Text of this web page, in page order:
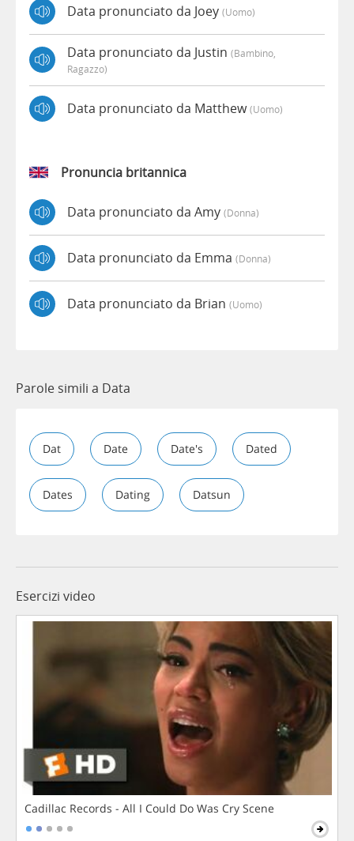
Data pronunciato da Joey (uomo)
Data pronunciato da Justin (bambino,
Ragazzo)
Data pronunciato da Matthew(uomo)
Pronuncia britannica
Data pronunciato da Amy (donna)
Data pronunciato da Emma (donna)
Data pronunciato da Brian (uomo)
Parole simili a Data
Dat Date Date's Dated
Dates Dating Datsun
Esercizi video
Cadillac Records - All I Could Do Was Cry Scene